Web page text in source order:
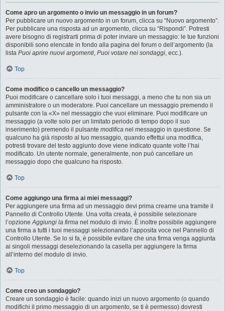
Come apro un argomento o invio un messaggio in un forum?
Per pubblicare un nuovo argomento in un forum, clicca su “Nuovo argomento”.
Per pubblicare una risposta ad un argomento, clicca su “Rispondi”. Potresti
avere bisogno di registrarti prima di poter inviare un messaggio: le tue funzioni
disponibili sono elencate in fondo alla pagina del forum o dell’argomento (la
lista Puoi aprire nuovi argomenti, Puoi votare nei sondaggi, ecc.).
Top
Come modifico o cancello un messaggio?
Puoi modificare o cancellare solo i tuoi messaggi, a meno che tu non sia un
amministratore o un moderatore. Puoi cancellare un messaggio premendo il
pulsante con la «X» nel messaggio che vuoi eliminare. Puoi modificare un
messaggio (a volte solo per un limitato periodo di tempo dopo il suo
inserimento) premendo il pulsante modifica nel messaggio in questione. Se
qualcuno ha già risposto al tuo messaggio, quando effettui una modifica,
potresti trovare del testo aggiunto dove viene indicato quante volte l’hai
modificato. Un utente normale, generalmente, non può cancellare un
messaggio dopo che qualcuno ha risposto.
Top
Come aggiungo una firma ai miei messaggi?
Per aggiungere una firma ad un messaggio devi prima crearne una tramite il
Pannello di Controllo Utente. Una volta creata, è possibile selezionare
l’opzioneAggiungi la firma nel modulo di invio. È inoltre possibile aggiungere
una firma a tutti i tuoi messaggi selezionando l’apposita voce nel Pannello di
Controllo Utente. Se lo si fa, è possibile evitare che una firma venga aggiunta
ai singoli messaggi deselezionando la casella per aggiungere la firma
all’interno del modulo di invio.
Top
Come creo un sondaggio?
Creare un sondaggio è facile: quando inizi un nuovo argomento (o quando
modifichi il primo messaggio di un argomento, se ti è permesso) dovresti